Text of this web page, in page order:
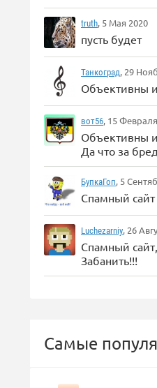
truth, 5 Мая 2020
пусть будет
Танкоград, 29
Объективны
вот56, 15
Объективны
Да что за
БупкаГоп, 5
Спамный сайт
Luchezarniy, 26
Спамный
Забанить!!!
Самые